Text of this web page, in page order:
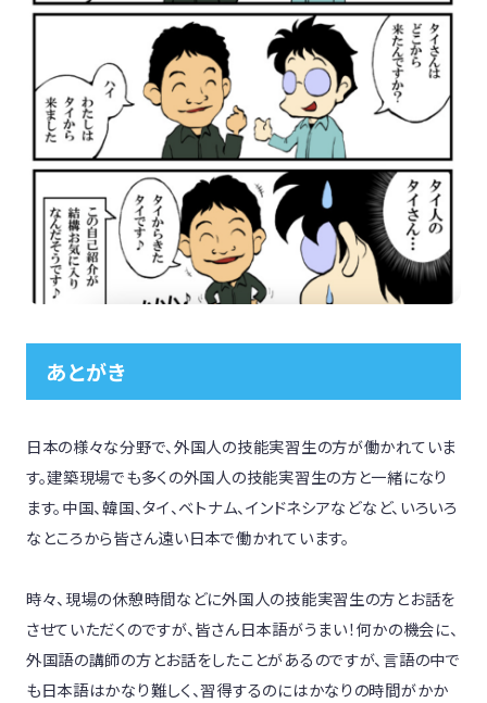
あとがき
日本の様々な分野で、外国人の技能実習生の方が働かれていま
す。建築現場でも多くの外国人の技能実習生の方と一緒になり
ます。中国、韓国、タイ、ベトナム、インドネシアなどなど、いろいろ
なところから皆さん遠い日本で働かれています。
時々、現場の休憩時間などに外国人の技能実習生の方とお話を
させていただくのですが、皆さん日本語がうまい！何かの機会に、
外国語の講師の方とお話をしたことがあるのですが、言語の中で
も日本語はかなり難しく、習得するのにはかなりの時間がかか